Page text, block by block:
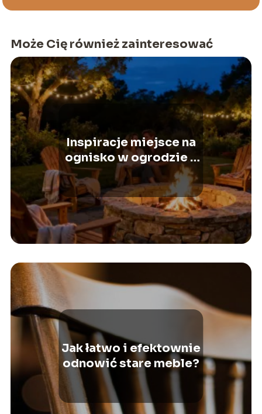
Może Cię również zainteresować
Inspiracje miejsce na
ognisko w ogrodzie –
jak je zaaranżować?
Jak łatwo i efektownie
odnowić stare meble?